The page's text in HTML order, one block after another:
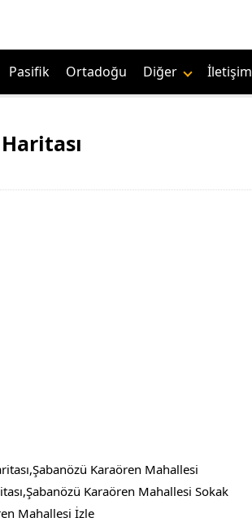
Pasifik Ortadoğu Diğer İletişim
Karaören Mahallesi
Karaören Mahallesi Sokak
Mahallesi İzle